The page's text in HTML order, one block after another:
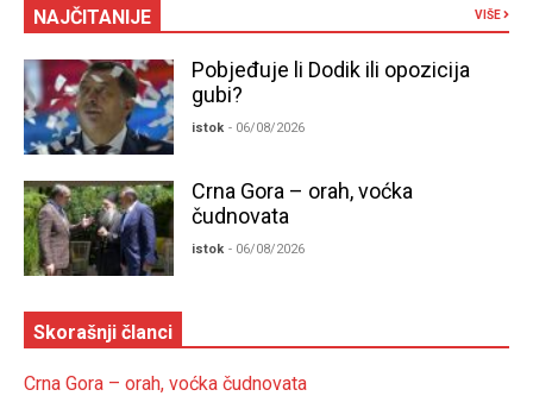
NAJČITANIJE VIŠE
Pobjeđuje li Dodik ili opozicija
gubi?
istok - 06/08/2026
Crna Gora – orah, voćka
čudnovata
istok - 06/08/2026
Skorašnji članci
Crna Gora – orah, voćka čudnovata